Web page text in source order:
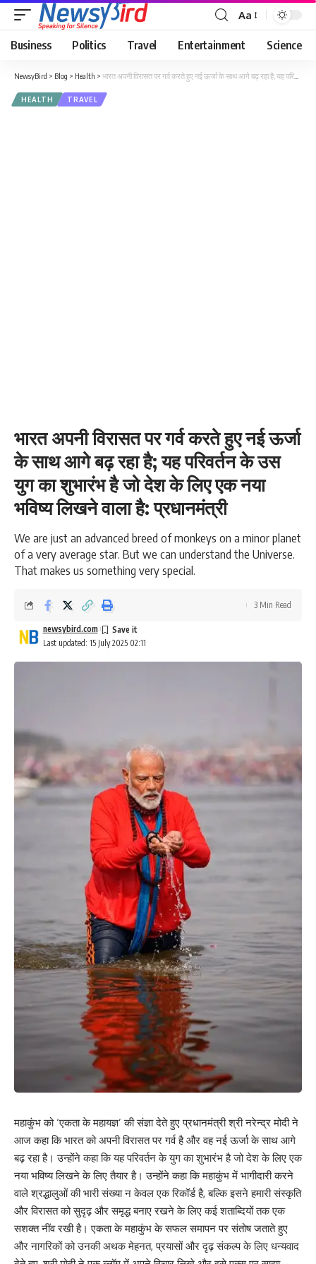
Aa
Business Politics Travel Entertainment Science
NewsyBird > Blog > Health > भारत अपनी विरासत पर गर्व करते हुए नई ऊर्जा के साथ आगे बढ़ रहा है; यह परिवर्तन के उस युग का शुभारंभ है जो देश के लिए एक नया भविष्य लिखने वाला है: प्रधानमंत्री
HEALTH TRAVEL
भारत अपनी विरासत पर गर्व करते हुए नई ऊर्जा
के साथ आगे बढ़ रहा है; यह परिवर्तन के उस
युग का शुभारंभ है जो देश के लिए एक नया
भविष्य लिखने वाला है: प्रधानमंत्री
We are just an advanced breed of monkeys on a minor planet
of a very average star. But we can understand the Universe.
That makes us something very special.
Last updated: 15 July 2025 02:11
newsybird.com
3 Min Read
महाकुंभ को ‘एकता के महायज्ञ’ की संज्ञा देते हुए प्रधानमंत्री श्री नरेन्द्र मोदी ने
आज कहा कि भारत को अपनी विरासत पर गर्व है और वह नई ऊर्जा के साथ आगे
बढ़ रहा है। उन्होंने कहा कि यह परिवर्तन के युग का शुभारंभ है जो देश के लिए एक
नया भविष्य लिखने के लिए तैयार है। उन्होंने कहा कि महाकुंभ में भागीदारी करने
वाले श्रद्धालुओं की भारी संख्या न केवल एक रिकॉर्ड है, बल्कि इसने हमारी संस्कृति
और विरासत को सुदृढ़ और समृद्ध बनाए रखने के लिए कई शताब्दियों तक एक
सशक्त नींव रखी है। एकता के महाकुंभ के सफल समापन पर संतोष जताते हुए
और नागरिकों को उनकी अथक मेहनत, प्रयासों और दृढ़ संकल्प के लिए धन्यवाद